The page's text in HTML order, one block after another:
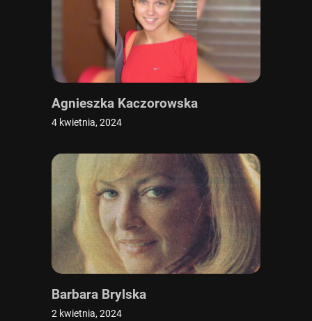
Agnieszka Kaczorowska
4 kwietnia, 2024
Barbara Brylska
2 kwietnia, 2024